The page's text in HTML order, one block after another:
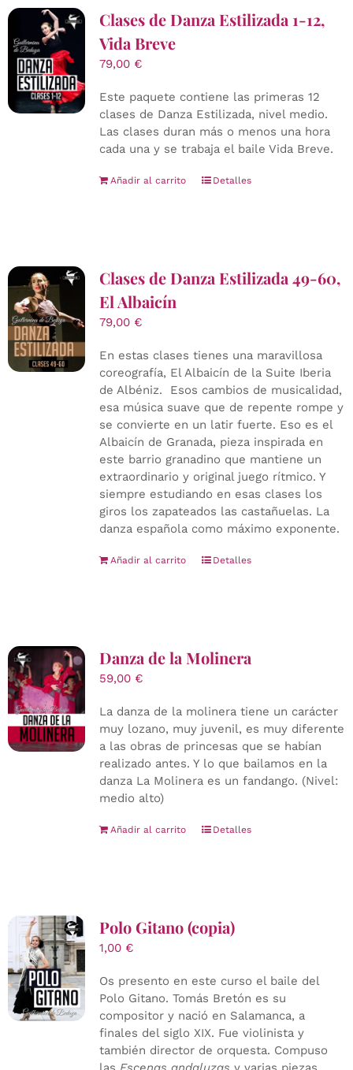
Clases de Danza Estilizada 1-12,
Vida Breve
79,00 €
Este paquete contiene las primeras 12
clases de Danza Estilizada, nivel medio.
Las clases duran más o menos una hora
cada una y se trabaja el baile Vida Breve.
Añadir al carrito Detalles
Clases de Danza Estilizada 49-60,
El Albaicín
79,00 €
En estas clases tienes una maravillosa
coreografía, El Albaicín de la Suite Iberia
de Albéniz. Esos cambios de musicalidad,
esa música suave que de repente rompe y
se convierte en un latir fuerte. Eso es el
Albaicín de Granada, pieza inspirada en
este barrio granadino que mantiene un
extraordinario y original juego rítmico. Y
siempre estudiando en esas clases los
giros los zapateados las castañuelas. La
danza española como máximo exponente.
Añadir al carrito Detalles
Danza de la Molinera
59,00 €
La danza de la molinera tiene un carácter
muy lozano, muy juvenil, es muy diferente
a las obras de princesas que se habían
realizado antes. Y lo que bailamos en la
danza La Molinera es un fandango. (Nivel:
medio alto)
Añadir al carrito Detalles
Polo Gitano (copia)
1,00 €
Os presento en este curso el baile del
Polo Gitano. Tomás Bretón es su
compositor y nació en Salamanca, a
finales del siglo XIX. Fue violinista y
también director de orquesta. Compuso